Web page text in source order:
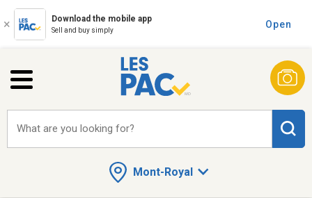
Download the mobile app
Sell and buy simply
Open
Mont-Royal
What are you looking for?